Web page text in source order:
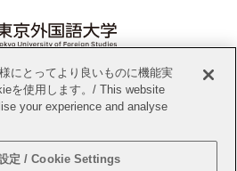
員募集 このサイトについて
にとってより良いものに機能実
を使用します。/ This website
your experience and analyse
定 / Cookie Settings